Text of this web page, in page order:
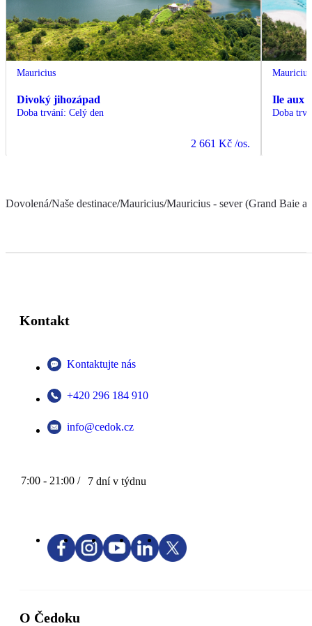
Mauricius
Divoký jihozápad
Doba trvání: Celý den
2 661 Kč /os.
Mauricius
Ile aux
Doba
Dovolená/Naše destinace/Mauricius/Mauricius - sever (Grand Baie a
Kontakt
Kontaktujte nás
+420 296 184 910
info@cedok.cz
7:00 - 21:00 / 7 dní v týdnu
O Čedoku